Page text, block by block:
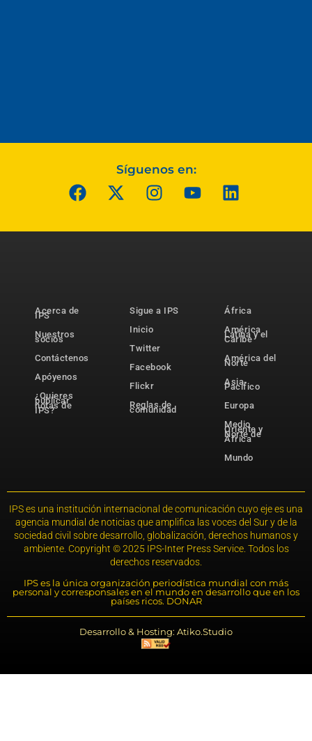
Síguenos en:
Acerca de
IPS
Nuestros
socios
Contáctenos
Apóyenos
¿Quieres
publicar
notas de
IPS?
Sigue a IPS
Inicio
Twitter
Facebook
Flickr
Reglas de
comunidad
África
América
Latina y el
Caribe
América del
Norte
Asia-
Pacífico
Europa
Medio
Oriente y
Norte de
África
Mundo
IPS es una institución internacional de comunicación cuyo eje es una
agencia mundial de noticias que amplifica las voces del Sur y de la
sociedad civil sobre desarrollo, globalización, derechos humanos y
ambiente. Copyright © 2025 IPS-Inter Press Service. Todos los
derechos reservados.
IPS es la única organización periodística mundial con más
personal y corresponsales en el mundo en desarrollo que en los
países ricos. DONAR
Desarrollo & Hosting: Atiko.Studio